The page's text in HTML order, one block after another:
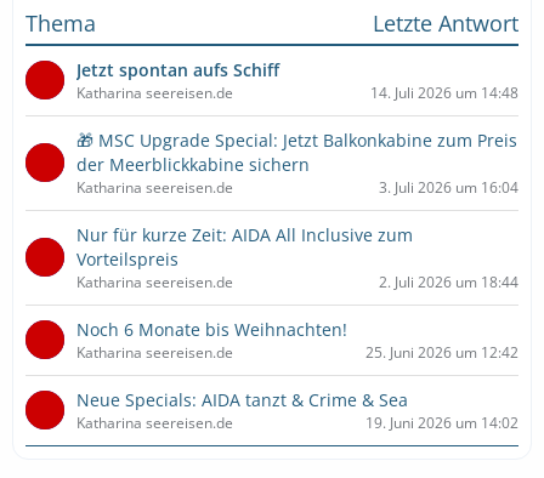
Thema
Letzte Antwort
Jetzt spontan aufs Schiff
Katharina seereisen.de 14. Juli 2026 um 14:48
🎁 MSC Upgrade Special: Jetzt Balkonkabine zum Preis
der Meerblickkabine sichern
Katharina seereisen.de 3. Juli 2026 um 16:04
Nur für kurze Zeit: AIDA All Inclusive zum
Vorteilspreis
Katharina seereisen.de 2. Juli 2026 um 18:44
Noch 6 Monate bis Weihnachten!
Katharina seereisen.de 25. Juni 2026 um 12:42
Neue Specials: AIDA tanzt & Crime & Sea
Katharina seereisen.de 19. Juni 2026 um 14:02